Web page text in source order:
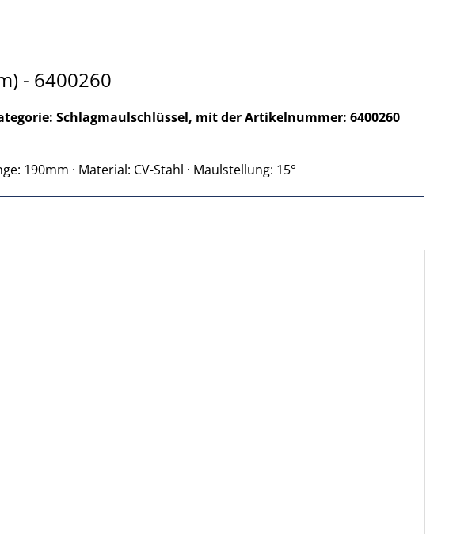
- 6400260
Schlagmaulschlüssel, mit der Artikelnummer: 6400260
190mm · Material: CV-Stahl · Maulstellung: 15°